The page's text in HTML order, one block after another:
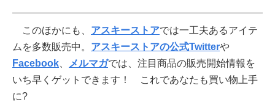
このほかにも、 アスキーストアでは一工夫あるアイテ
ムを多数販売中。 アスキーストアの公式Twitterや
Facebook
メルマガでは、注目商品の販売開始情報を
いち早くゲットできます！ これであなたも買い物上手
に?